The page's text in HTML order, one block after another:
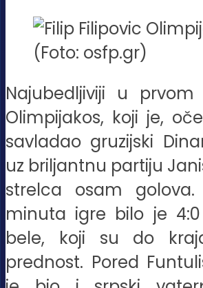
(Foto: osfp.gr)
Najubedljiviji u
Olimpijakos, koji je,
savladao gruzijski
uz briljantnu partiju
strelca osam golova.
minuta igre bilo je
bele, koji su do
prednost. Pored